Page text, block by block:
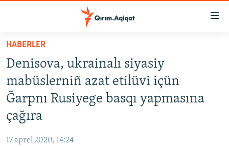
Esas
qaytmaq
Baş
navigatsiyağa
qaytmaq
Qıdıruvğa
SİYASET
İQTİSADİYAT
CEMİYET
HABERLER
Denisova, ukrainalı siyasiy
mabüslerniñ azat etilüvi içün
Ğarpnı Rusiyege basqı yapmasına
çağıra
17 aprel 2020, 14:24